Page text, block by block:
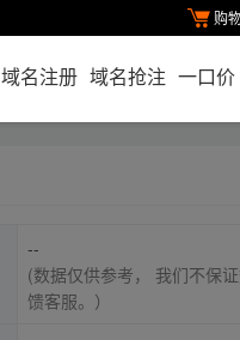
购
域名注册 域名抢注 一口价
--
(数据仅供参考， 我们不保
馈客服。）